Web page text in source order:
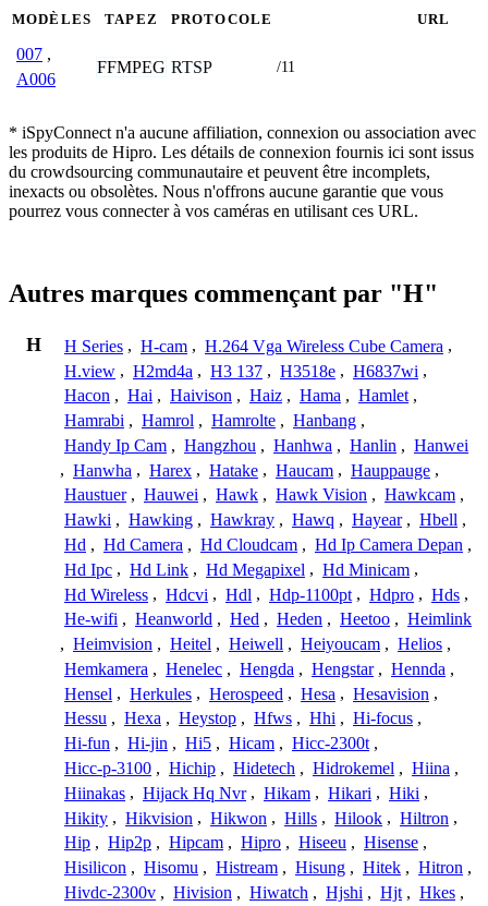
MODÈLES TAPEZ PROTOCOLE URL
007 ,
A006
FFMPEG RTSP /11
* iSpyConnect n'a aucune affiliation, connexion ou association avec
les produits de Hipro. Les détails de connexion fournis ici sont issus
du crowdsourcing communautaire et peuvent être incomplets,
inexacts ou obsolètes. Nous n'offrons aucune garantie que vous
pourrez vous connecter à vos caméras en utilisant ces URL.
Autres marques commençant par "H"
H H Series , H-cam , H.264 Vga Wireless Cube Camera ,
H.view , H2md4a , H3 137 , H3518e , H6837wi ,
Hacon , Hai , Haivison , Haiz , Hama , Hamlet ,
Hamrabi , Hamrol , Hamrolte , Hanbang ,
Handy Ip Cam , Hangzhou , Hanhwa , Hanlin , Hanwei
, Hanwha , Harex , Hatake , Haucam , Hauppauge ,
Haustuer , Hauwei , Hawk , Hawk Vision , Hawkcam ,
Hawki , Hawking , Hawkray , Hawq , Hayear , Hbell ,
Hd , Hd Camera , Hd Cloudcam , Hd Ip Camera Depan ,
Hd Ipc , Hd Link , Hd Megapixel , Hd Minicam ,
Hd Wireless , Hdcvi , Hdl , Hdp-1100pt , Hdpro , Hds ,
He-wifi , Heanworld , Hed , Heden , Heetoo , Heimlink
, Heimvision , Heitel , Heiwell , Heiyoucam , Helios ,
Hemkamera , Henelec , Hengda , Hengstar , Hennda ,
Hensel , Herkules , Herospeed , Hesa , Hesavision ,
Hessu , Hexa , Heystop , Hfws , Hhi , Hi-focus ,
Hi-fun , Hi-jin , Hi5 , Hicam , Hicc-2300t ,
Hicc-p-3100 , Hichip , Hidetech , Hidrokemel , Hiina ,
Hiinakas , Hijack Hq Nvr , Hikam , Hikari , Hiki ,
Hikity , Hikvision , Hikwon , Hills , Hilook , Hiltron ,
Hip , Hip2p , Hipcam , Hipro , Hiseeu , Hisense ,
Hisilicon , Hisomu , Histream , Hisung , Hitek , Hitron ,
Hivdc-2300v , Hivision , Hiwatch , Hjshi , Hjt , Hkes ,